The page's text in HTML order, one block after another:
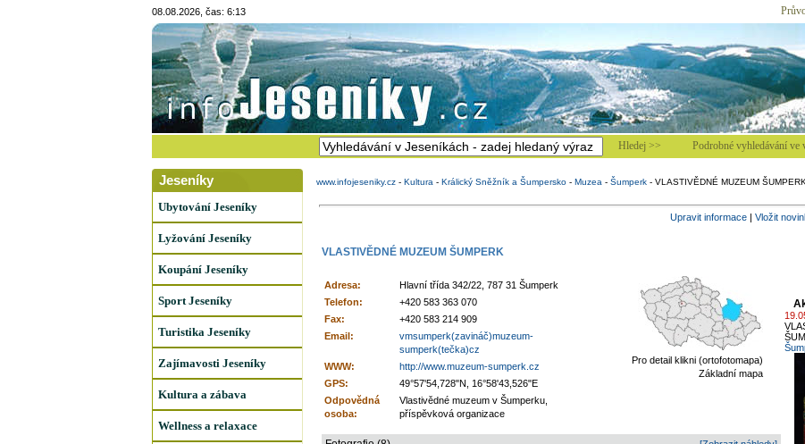
08.08.2026, čas: 6:13
Hledej >> Podrobné vyhledávání ve
Jeseníky
Ubytování Jeseníky
Lyžování Jeseníky
Koupání Jeseníky
Sport Jeseníky
Turistika Jeseníky
Zajímavosti Jeseníky
Kultura a zábava
Wellness a relaxace
www.infojeseniky.cz- Kultura - Králický Sněžník a Šumpersko- Muzea - Šumperk- VLASTIVĚDNÉ MUZEUM ŠUMPERK
Upravit informace| Vložit
VLASTIVĚDNÉ MUZEUM ŠUMPERK
Adresa:
Hlavní třída 342/22, 787 31 Šumperk
Telefon:
+420 583 363 070
Fax:
+420 583 214 909
Email:
vmsumperk(zavináč)muzeum-
sumperk(tečka)cz
WWW:
http://www.muzeum-sumperk.cz
GPS:
49°57'54,728"N, 16°58'43,526"E
Odpovědná
osoba:
Vlastivědné muzeum v Šumperku,
příspěvková organizace
Pro detail klikni (ortofotomapa)
Základní mapa